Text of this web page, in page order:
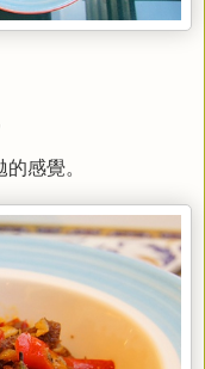
感覺。